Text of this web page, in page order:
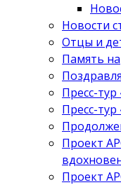
Новости
Отцы и
Память
Пресс-тур
Пресс-
Проект
Проект